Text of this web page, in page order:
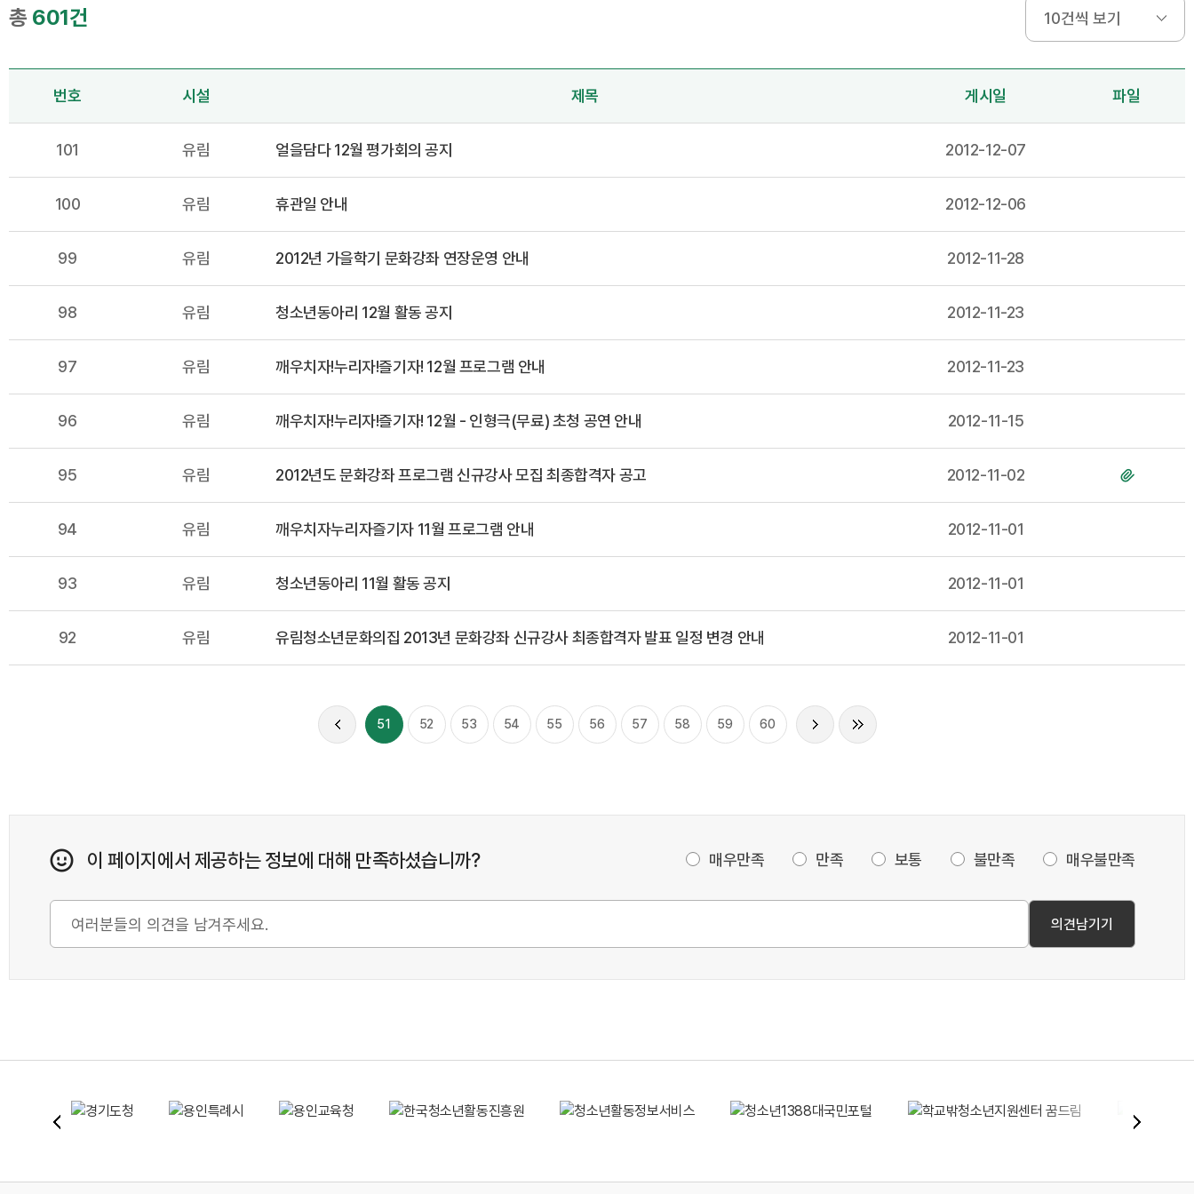
총 601건
번호 시설 제목 게시일 파일
101 유림 얼을담다 12월 평가회의 공지 2012-12-07
100 유림 휴관일 안내 2012-12-06
99 유림 2012년 가을학기 문화강좌 연장운영 안내 2012-11-28
98 유림 청소년동아리 12월 활동 공지 2012-11-23
97 유림 깨우치자!누리자!즐기자! 12월 프로그램 안내 2012-11-23
96 유림 깨우치자!누리자!즐기자! 12월 - 인형극(무료) 초청 공연 안내 2012-11-15
95 유림 2012년도 문화강좌 프로그램 신규강사 모집 최종합격자 공고 2012-11-02
94 유림 깨우치자누리자즐기자 11월 프로그램 안내 2012-11-01
93 유림 청소년동아리 11월 활동 공지 2012-11-01
92 유림 유림청소년문화의집 2013년 문화강좌 신규강사 최종합격자 발표 일정 변경 안내 2012-11-01
51 52 53 54 55 56 57 58 59 60
이 페이지에서 제공하는 정보에 대해 만족하셨습니까? 매우만족 만족 보통 불만족 매우불만족